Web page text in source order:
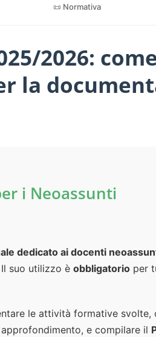
📜 Normativa
2026:
la
i Neoassunti
dedicato ai docenti
suo utilizzo è obbligatorio per
le attività formative
e compilare il